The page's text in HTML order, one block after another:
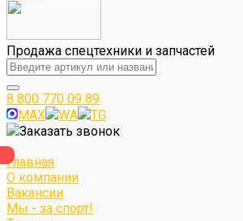
Продажа спецтехники и запчастей
8 800 770 09 89
MAX
WA
TG
Заказать звонок
Главная
О компании
Вакансии
Мы - за спорт!